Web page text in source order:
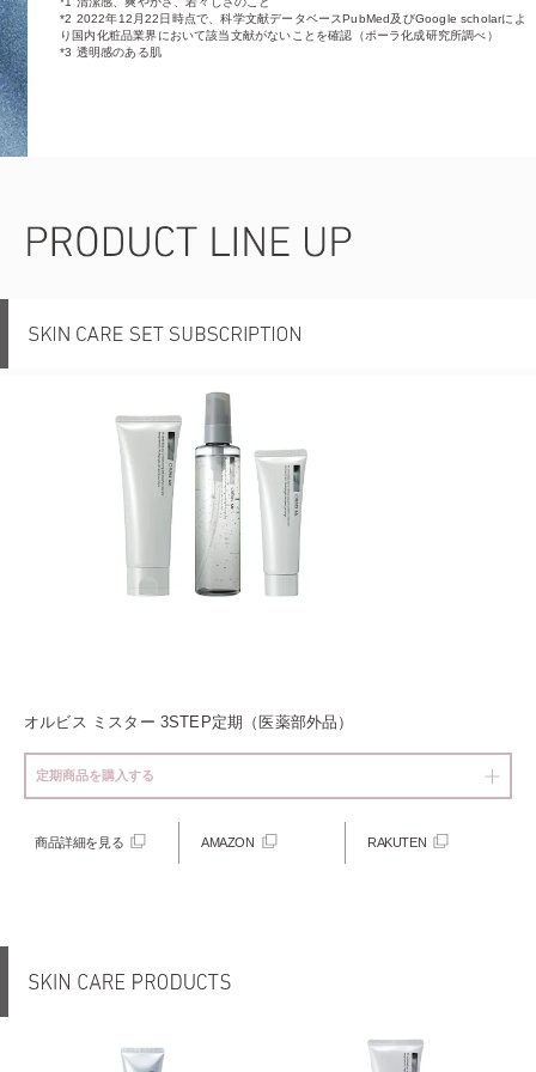
*2 2022年12月22日時点で、科学文献データベースPubMed及びGoogle scholarによ
り国内化粧品業界において該当文献がないことを確認（ポーラ化成研究所調べ）
*3 透明感のある肌
オルビス ミスター 3STEP定期（医薬部外品）
定期商品を購入する
商品詳細を見る AMAZON RAKUTEN